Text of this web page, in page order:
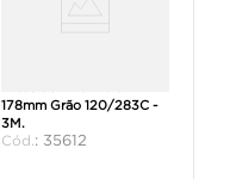
178mm Grão 120/283C -
3M.
: 35612